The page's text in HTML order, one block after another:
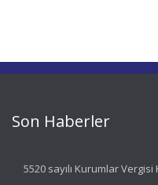
Son Haberler
5520 sayılı Kurumlar